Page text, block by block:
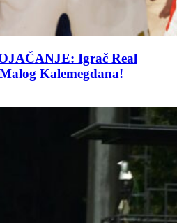
Igrač Real
Kalemegdana!